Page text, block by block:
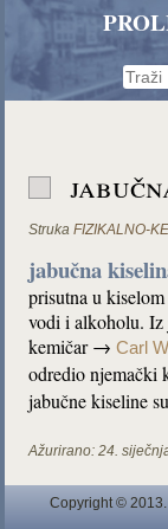
Struka FIZIKALNO-
jabučna
prisutna u
vodi i alkoholu. Iz
kemičar →Carl
odredio
jabučne kiseline
Ažurirano: 24.
Copyright © 2013.